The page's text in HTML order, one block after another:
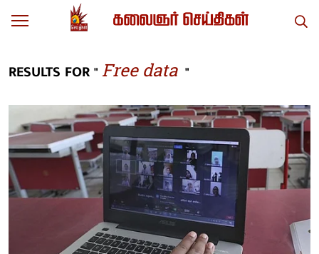
RESULTS FOR " Free data "